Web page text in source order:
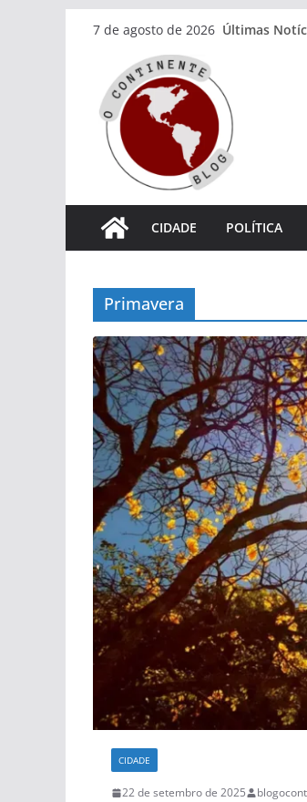
Pular
conteúdo
7 de agosto de 2026 Últimas
CIDADE POLÍTICA
Primavera
CIDADE
22 de setembro de 2025